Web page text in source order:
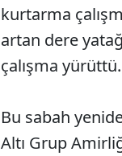
kurtarma
artan dere
çalışma
Bu sabah
Altı Grup